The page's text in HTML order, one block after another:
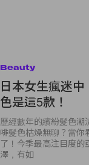
Beauty
日本女生瘋迷
色是這5款！
歷經數年的繽紛髮色潮
啡髮色枯燥無聊？當你
了！今季最高注目度
澤，有如